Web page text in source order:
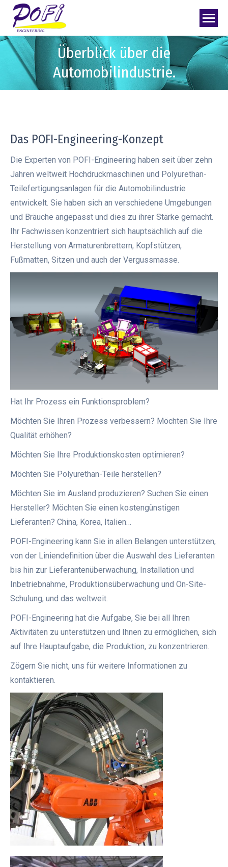
Überblick über die
Automobilindustrie.
Das POFI-Engineering-Konzept
Die Experten von POFI-Engineering haben seit über zehn
Jahren weltweit Hochdruckmaschinen und Polyurethan-
Teilefertigungsanlagen für die Automobilindustrie
entwickelt. Sie haben sich an verschiedene Umgebungen
und Bräuche angepasst und dies zu ihrer Stärke gemacht.
Ihr Fachwissen konzentriert sich hauptsächlich auf die
Herstellung von Armaturenbrettern, Kopfstützen,
Fußmatten, Sitzen und auch der Vergussmasse.
Hat Ihr Prozess ein Funktionsproblem?
Möchten Sie Ihren Prozess verbessern? Möchten Sie Ihre
Qualität erhöhen?
Möchten Sie Ihre Produktionskosten optimieren?
Möchten Sie Polyurethan-Teile herstellen?
Möchten Sie im Ausland produzieren? Suchen Sie einen
Hersteller? Möchten Sie einen kostengünstigen
Lieferanten? China, Korea, Italien…
POFI-Engineering kann Sie in allen Belangen unterstützen,
von der Liniendefinition über die Auswahl des Lieferanten
bis hin zur Lieferantenüberwachung, Installation und
Inbetriebnahme, Produktionsüberwachung und On-Site-
Schulung, und das weltweit.
POFI-Engineering hat die Aufgabe, Sie bei all Ihren
Aktivitäten zu unterstützen und Ihnen zu ermöglichen, sich
auf Ihre Hauptaufgabe, die Produktion, zu konzentrieren.
Zögern Sie nicht, uns für weitere Informationen zu
kontaktieren.